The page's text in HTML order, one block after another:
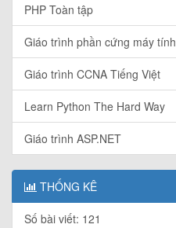
PHP Toàn tập
Giáo trình phần cứng máy tính
Giáo trình CCNA Tiếng Việt
Learn Python The Hard Way
Giáo trình ASP.NET
THỐNG KÊ
Số bài viết: 121